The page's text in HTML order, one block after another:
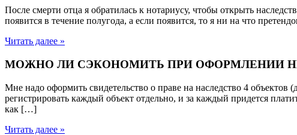
После смерти отца я обратилась к нотариусу, чтобы открыть
появится в течение полугода, а если появится, то я ни на что
Читать далее »
МОЖНО ЛИ СЭКОНОМИТЬ ПРИ ОФОРМЛЕНИИ
Мне надо оформить свидетельство о праве на наследство 4 объектов
регистрировать каждый объект отдельно, и за каждый придется
как […]
Читать далее »